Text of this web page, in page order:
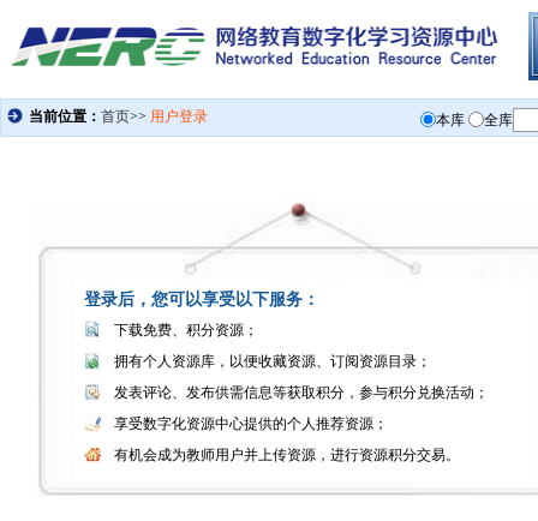
登录后，您可以享受以下服务：
下载免费、积分资源；
拥有个人资源库，以便收藏资源、订阅资源目录；
发表评论、发布供需信息等获取积分，参与积分兑换活动；
享受数字化资源中心提供的个人推荐资源；
有机会成为教师用户并上传资源，进行资源积分交易。